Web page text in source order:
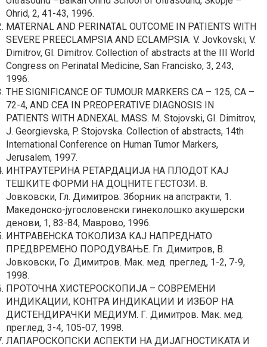
Ohrid, 2, 41-43, 1996.
MATERNAL AND PERINATAL OUTCOME IN PATIENTS WITH
SEVERE PREECLAMPSIA AND ECLAMPSIA. V. Jovkovski, V.
Dimitrov, Gl. Dimitrov. Collection of abstracts at the III World
Congress on Perinatal Medicine, San Francisko, 3, 243,
1996.
THE SIGNIFICANCE OF TUMOUR MARKERS CA – 125, CA –
72-4, AND CEA IN PREOPERATIVE DIAGNOSIS IN
PATIENTS WITH ADNEXAL MASS. M. Stojovski, Gl. Dimitrov,
J. Georgievska, P. Stojovska. Collection of abstracts, 14th
International Conference on Human Tumor Markers,
Jerusalem, 1997.
ИНТРАУТЕРИНА РЕТАРДАЦИЈА НА ПЛОДОТ КАЈ
ТЕШКИТЕ ФОРМИ НА ДОЦНИТЕ ГЕСТОЗИ. В.
Јовковски, Гл. Димитров. Зборник на апстракти, 1.
Македонско-југословенски гинеколошко акушерски
денови, 1, 83-84, Маврово, 1996.
ИНТРАВЕНСКА ТОКОЛИЗА КАЈ НАПРЕДНАТО
ПРЕДВРЕМЕНО ПОРОДУВАЊЕ. Гл. Димитров, В.
Јовковски, Го. Димитров. Мак. мед. преглед, 1-2, 7-9,
1998.
ПРОТОЧНА ХИСТЕРОСКОПИЈА – СОВРЕМЕНИ
ИНДИКАЦИИ, КОНТРА ИНДИКАЦИИ И ИЗБОР НА
ДИСТЕНДИРАЧКИ МЕДИУМ. Г. Димитров. Мак. мед.
преглед, 3-4, 105-07, 1998.
ЛАПАРОСКОПСКИ АСПЕКТИ НА ДИЈАГНОСТИКАТА И